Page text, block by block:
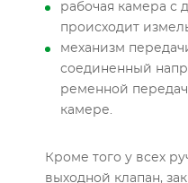
рабочая камера с
происходит
механизм
соединенный
ременной
камере.
Кроме того у всех
выходной клапан,